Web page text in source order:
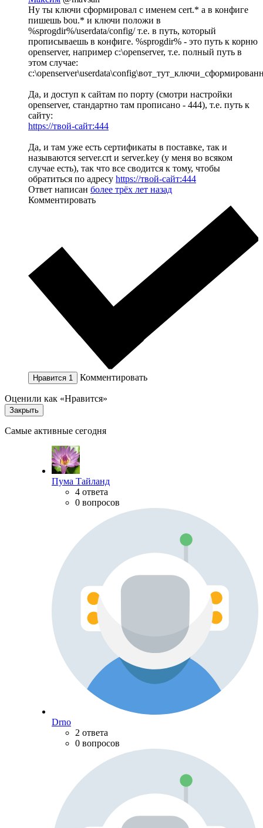
Ну ты ключи сформировал с именем cert.* а в конфиге
пишешь bou.* и ключи положи в
%sprogdir%/userdata/config/ т.е. в путь, который
прописываешь в конфиге. %sprogdir% - это путь к корню
openserver, например c:\openserver, т.е. полный путь в
этом случае:
Да, и доступ к сайтам по порту (смотри настройки
openserver, стандартно там прописано - 444), т.е. путь к
сайту:
https://твой-сайт:444
Да, и там уже есть сертификаты в поставке, так и
называются server.crt и server.key (у меня во всяком
случае есть), так что все сводится к тому, чтобы
обратиться по адресу https://твой-сайт:444
Ответ написан более трёх лет назад
Комментировать
Нравится 1 Комментировать
Оценили как «Нравится»
Закрыть
Самые активные сегодня
Пума Тайланд
4 ответа
0 вопросов
Drno
2 ответа
0 вопросов